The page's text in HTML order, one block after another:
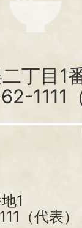
丁目1
1111
1
（代表）